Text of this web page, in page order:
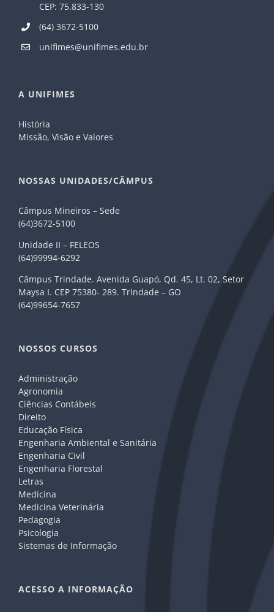
CEP: 75.833-130
(64) 3672-5100
unifimes@unifimes.edu.br
A UNIFIMES
História
Missão, Visão e Valores
NOSSAS UNIDADES/CÂMPUS
Câmpus Mineiros – Sede
(64)3672-5100
Unidade II – FELEOS
(64)99994-6292
Câmpus Trindade. Avenida Guapó, Qd. 45, Lt. 02, Setor
Maysa I. CEP 75380- 289. Trindade – GO
(64)99654-7657
NOSSOS CURSOS
Administração
Agronomia
Ciências Contábeis
Direito
Educação Física
Engenharia Ambiental e Sanitária
Engenharia Civil
Engenharia Florestal
Letras
Medicina
Medicina Veterinária
Pedagogia
Psicologia
Sistemas de Informação
ACESSO A INFORMAÇÃO